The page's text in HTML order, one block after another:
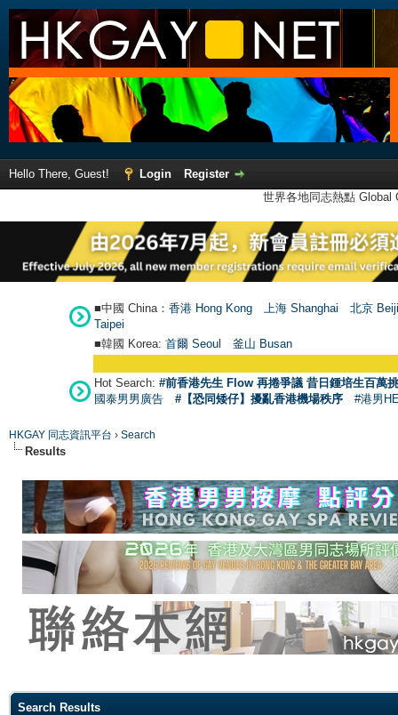
Hello There, Guest! Login
Register
世界各地同志熱點
■中國 China： 香港 Hong Kong 上海 Shanghai
北京
Taipei
■韓國 Korea: 首爾 Seoul 釜山 Busan
Hot Search: #前香港先生 Flow 再捲爭議 昔日鍾培生百萬
國泰男男廣告
#【恐同矮仔】擾亂香港機場秩序 #港男
HKGAY 同志資訊平台 › Search
Results
Search Results